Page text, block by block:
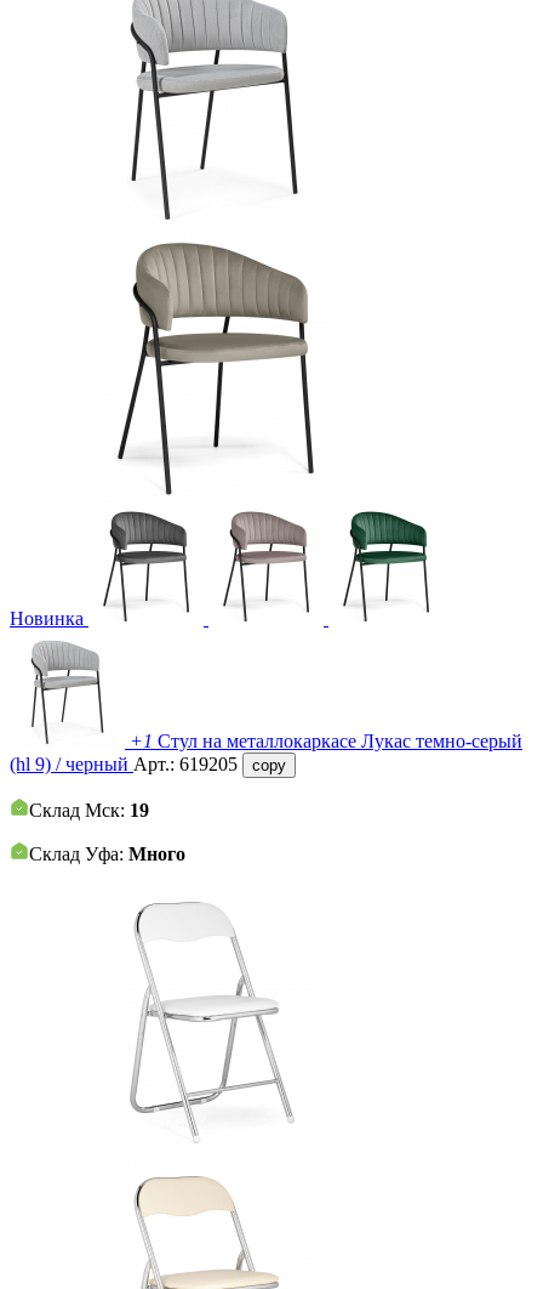
Новинка
+1 Стул на металлокаркасе Лукас темно-серый
(hl 9) / черный Арт.: 619205 copy
Склад Мск: 19
Склад Уфа: Много